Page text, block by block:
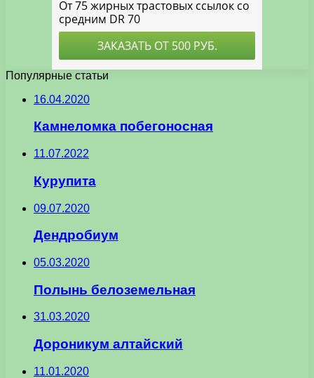
Популярные статьи
16.04.2020
Камнеломка побегоносная
11.07.2022
Курупита
09.07.2020
Дендробиум
05.03.2020
Полынь белоземельная
31.03.2020
Дороникум алтайский
11.01.2020